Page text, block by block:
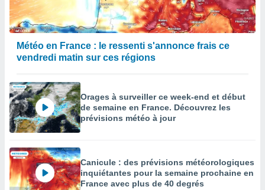
Météo en France : le ressenti s'annonce frais ce
vendredi matin sur ces régions
Orages à surveiller ce week-end et début
de semaine en France. Découvrez les
prévisions météo à jour
Canicule : des prévisions météorologiques
inquiétantes pour la semaine prochaine en
France avec plus de 40 degrés